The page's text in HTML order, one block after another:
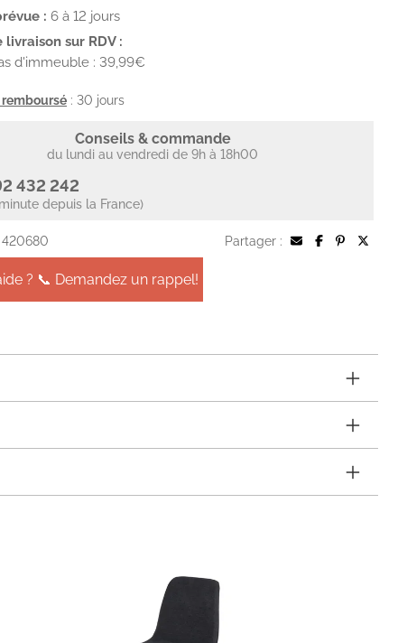
: 6 à 12 jours
sur RDV :
d'immeuble : 39,99€
: 30 jours
Conseils & commande
du lundi au vendredi de 9h à 18h00
432 242
depuis la France)
420680 Partager :
? 📞 Demandez un rappel!